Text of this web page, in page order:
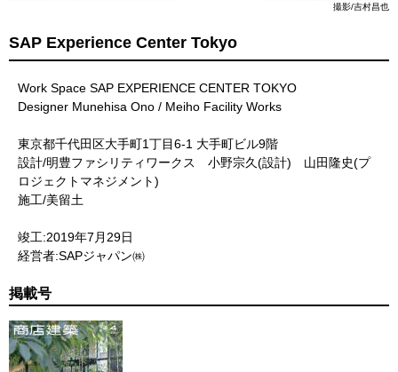
撮影/吉村昌也
SAP Experience Center Tokyo
Work Space SAP EXPERIENCE CENTER TOKYO
Designer Munehisa Ono / Meiho Facility Works
東京都千代田区大手町1丁目6-1 大手町ビル9階
設計/明豊ファシリティワークス 小野宗久(設計) 山田隆史(プ
ロジェクトマネジメント)
施工/美留土
竣工:2019年7月29日
経営者:SAPジャパン㈱
掲載号